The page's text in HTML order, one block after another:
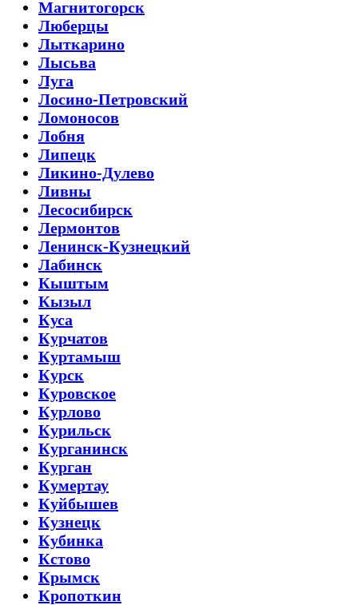
Магнитогорск
Люберцы
Лыткарино
Лысьва
Луга
Лосино-Петровский
Ломоносов
Лобня
Липецк
Ликино-Дулево
Ливны
Лесосибирск
Лермонтов
Ленинск-Кузнецкий
Лабинск
Кыштым
Кызыл
Куса
Курчатов
Куртамыш
Курск
Куровское
Курлово
Курильск
Курганинск
Курган
Кумертау
Куйбышев
Кузнецк
Кубинка
Кстово
Крымск
Кропоткин